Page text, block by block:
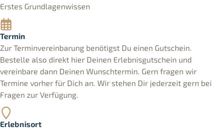
Erstes Grundlagenwissen
Termin
Zur Terminvereinbarung benötigst Du einen Gutschein.
Bestelle also direkt hier Deinen Erlebnisgutschein und
vereinbare dann Deinen Wunschtermin. Gern fragen wir
Termine vorher für Dich an. Wir stehen Dir jederzeit gern bei
Fragen zur Verfügung.
Erlebnisort